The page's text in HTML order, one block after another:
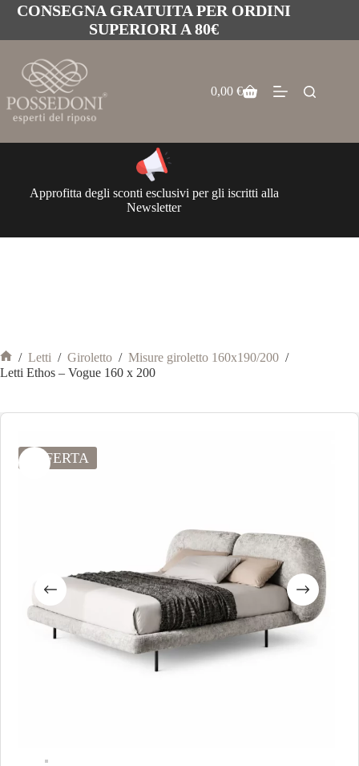
CONSEGNA GRATUITA PER ORDINI
SUPERIORI A 80€
0,00€
Approfitta degli sconti esclusivi per gli iscritti alla
Newsletter
/ Letti / Giroletto / Misure giroletto 160x190/200 /
Letti Ethos – Vogue 160 x 200
OFFERTA